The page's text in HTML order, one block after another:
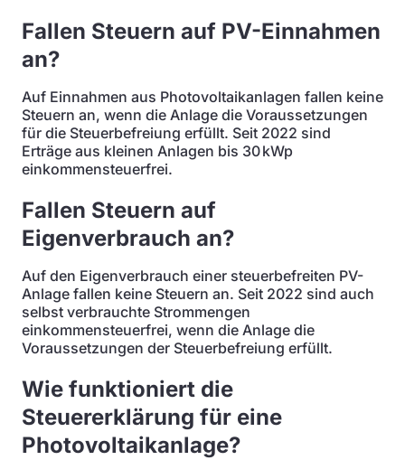
Fallen Steuern auf PV-Einnahmen
an?
Auf Einnahmen aus Photovoltaikanlagen fallen keine
Steuern an, wenn die Anlage die Voraussetzungen
für die Steuerbefreiung erfüllt. Seit 2022 sind
Erträge aus kleinen Anlagen bis 30 kWp
einkommensteuerfrei.
Fallen Steuern auf
Eigenverbrauch an?
Auf den Eigenverbrauch einer steuerbefreiten PV-
Anlage fallen keine Steuern an. Seit 2022 sind auch
selbst verbrauchte Strommengen
einkommensteuerfrei, wenn die Anlage die
Voraussetzungen der Steuerbefreiung erfüllt.
Wie funktioniert die
Steuererklärung für eine
Photovoltaikanlage?